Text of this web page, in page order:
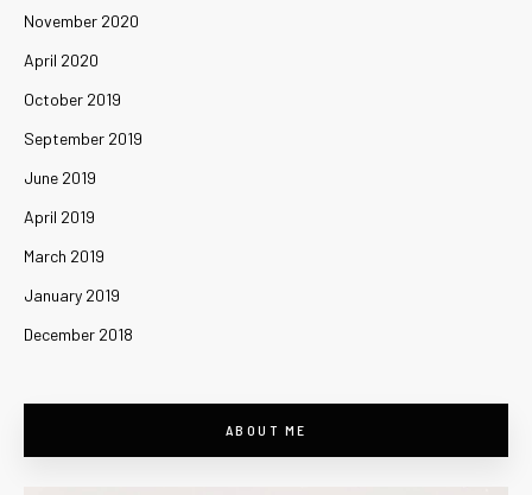
November 2020
April 2020
October 2019
September 2019
June 2019
April 2019
March 2019
January 2019
December 2018
ABOUT ME